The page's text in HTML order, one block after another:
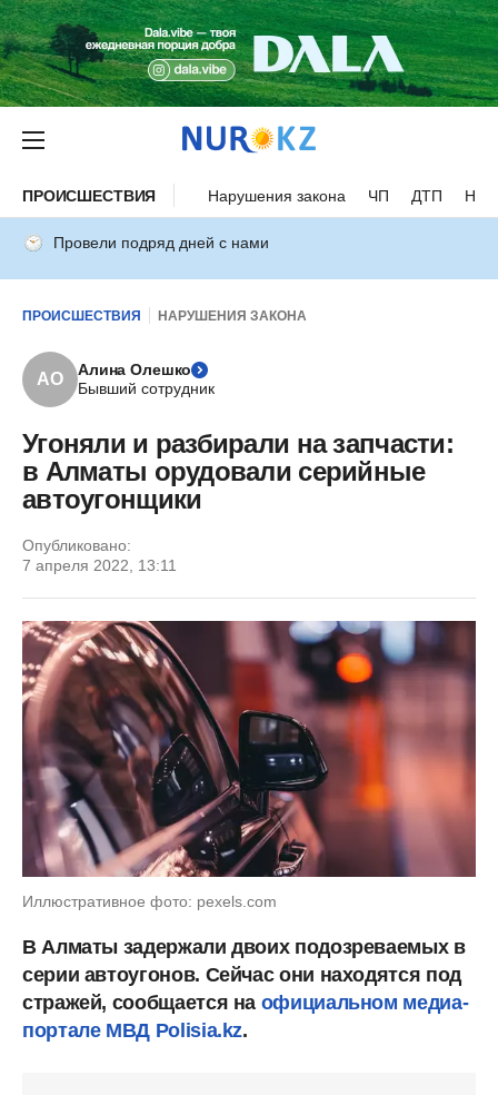
ПРОИСШЕСТВИЯ Нарушения закона ЧП ДТП
Провели подряд дней с нами
ПРОИСШЕСТВИЯ НАРУШЕНИЯ ЗАКОНА
АО
Алина Олешко
Бывший сотрудник
Угоняли и разбирали на запчасти:
в Алматы орудовали серийные
автоугонщики
Опубликовано:
7 апреля 2022, 13:11
Иллюстративное фото: pexels.com
В Алматы задержали двоих подозреваемых в
серии автоугонов. Сейчас они находятся под
стражей, сообщается на официальном медиа-
портале МВД Polisia.kz.